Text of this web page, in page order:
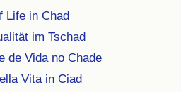
Life in Chad
im Tschad
de Vida no Chade
Vita in Ciad
Criminalidad